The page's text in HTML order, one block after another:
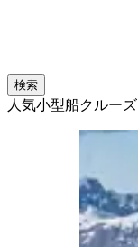
検索
人気小型船クルーズ